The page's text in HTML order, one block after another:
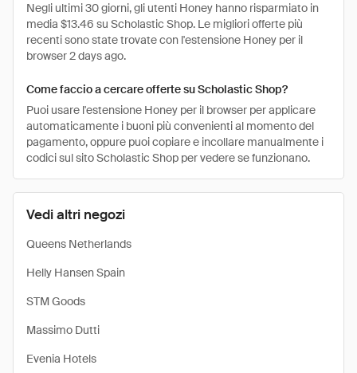
Vedi altri negozi
Queens Netherlands
Helly Hansen Spain
STM Goods
Massimo Dutti
Evenia Hotels
Negli ultimi 30 giorni, gli utenti Honey hanno risparmiato in
media $13.46 su Scholastic Shop. Le migliori offerte più
recenti sono state trovate con l'estensione Honey per il
browser 2 days ago.
Come faccio a cercare offerte su Scholastic Shop?
Puoi usare l'estensione Honey per il browser per applicare
automaticamente i buoni più convenienti al momento del
pagamento, oppure puoi copiare e incollare manualmente i
codici sul sito Scholastic Shop per vedere se funzionano.